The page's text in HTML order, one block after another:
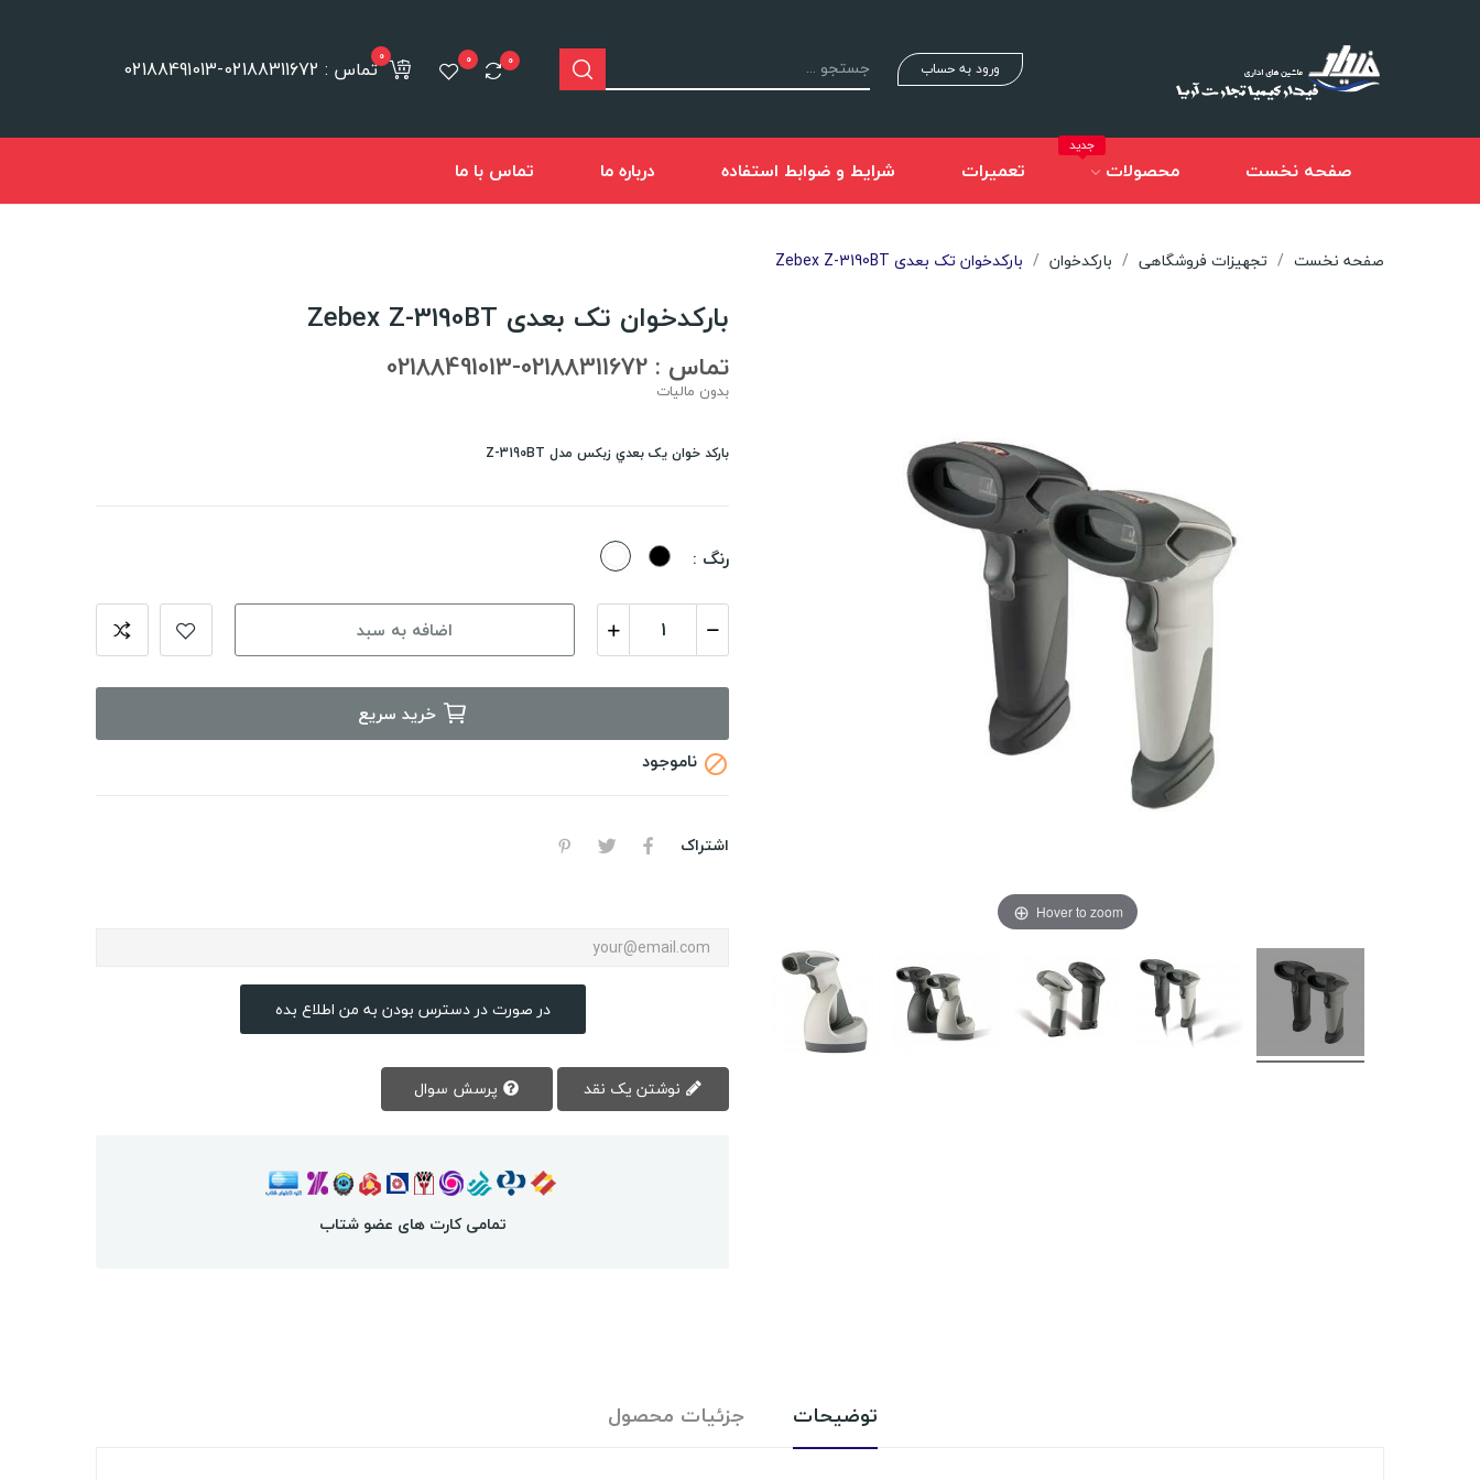
ورود به حساب 0
0 تماس : 02188311672-021884910130
صفحه نخست محصولات
جدید
تعمیرات شرایط و ضوابط استفاده درباره ما تماس با ما
صفحه نخست تجهیزات فروشگاهی بارکدخوان بارکدخوان تک بعدی Zebex Z-3190BT
Hover to zoom
بارکدخوان تک بعدی Zebex Z-3190BT
تماس : 02188311672-02188491013
بدون مالیات
بارکد خوان يک بعدي زبکس مدل Z-3190BT
رنگ : مشکیسفید
اضافه به سبد
خرید سریع
 ناموجود
اشتراک
در صورت در دسترس بودن به من اطلاع بده
تمامی کارت های عضو شتاب
توضیحات جزئیات محصول